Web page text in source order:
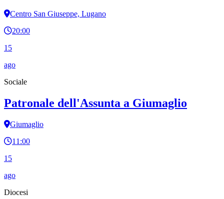
Centro San Giuseppe, Lugano
20:00
15
ago
Sociale
Patronale dell'Assunta a Giumaglio
Giumaglio
11:00
15
ago
Diocesi